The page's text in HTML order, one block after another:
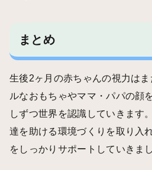
まとめ
生後2ヶ月の赤ちゃんの視力は
ルなおもちゃやママ・パパの顔
しずつ世界を認識していきます
達を助ける環境づくりを取り入
をしっかりサポートしていきま